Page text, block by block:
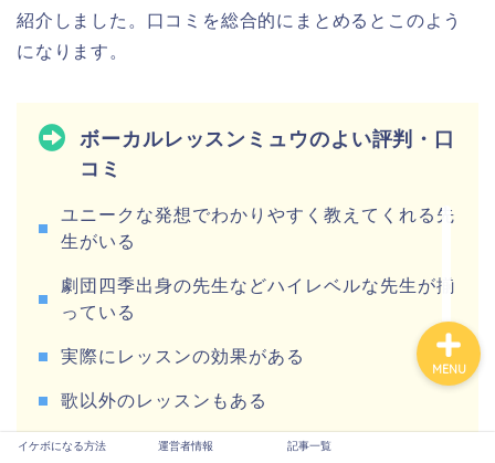
紹介しました。口コミを総合的にまとめるとこのよう
になります。
ボーカルレッスンミュウのよい評判・口
コミ
ユニークな発想でわかりやすく教えてくれる先
生がいる
劇団四季出身の先生などハイレベルな先生が揃
っている
実際にレッスンの効果がある
歌以外のレッスンもある
発表会やライブなどが盛んに行われているた
イケボになる方法 運営者情報 記事一覧
MENU